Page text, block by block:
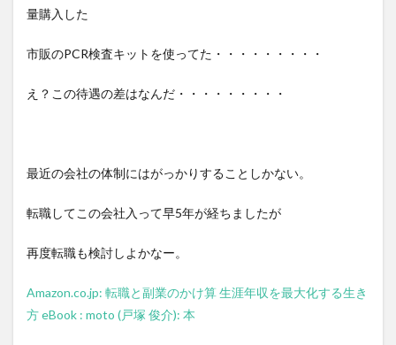
量購入した
市販のPCR検査キットを使ってた・・・・・・・・・
え？この待遇の差はなんだ・・・・・・・・・
最近の会社の体制にはがっかりすることしかない。
転職してこの会社入って早5年が経ちましたが
再度転職も検討しよかなー。
Amazon.co.jp: 転職と副業のかけ算 生涯年収を最大化する生き
方 eBook : moto (戸塚 俊介): 本